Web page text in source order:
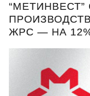
“МЕТИНВЕСТ”
ЖРС — НА